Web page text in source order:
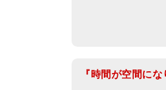
『時間が空間にな